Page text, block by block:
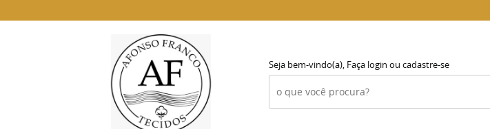
Seja bem-vindo(a), Faça login ou cadastre-se